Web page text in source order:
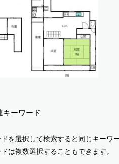
キーワード
を選択して検索すると同じキーワ
は複数選択することもできます。